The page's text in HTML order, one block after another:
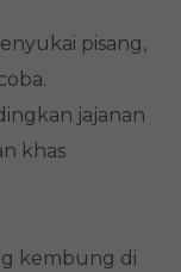
pisang,
jajanan
khas
kembung di